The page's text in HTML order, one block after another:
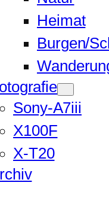
Heimat
Burgen/
Sony-A7iii
X100F
X-T20